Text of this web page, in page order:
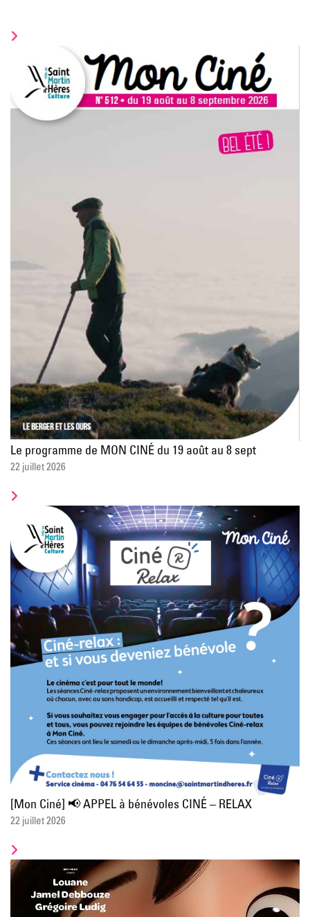
Le programme de MON CINÉ du 19 août au 8 sept
22 juillet 2026
[Mon Ciné] 📢 APPEL à bénévoles CINÉ – RELAX
22 juillet 2026